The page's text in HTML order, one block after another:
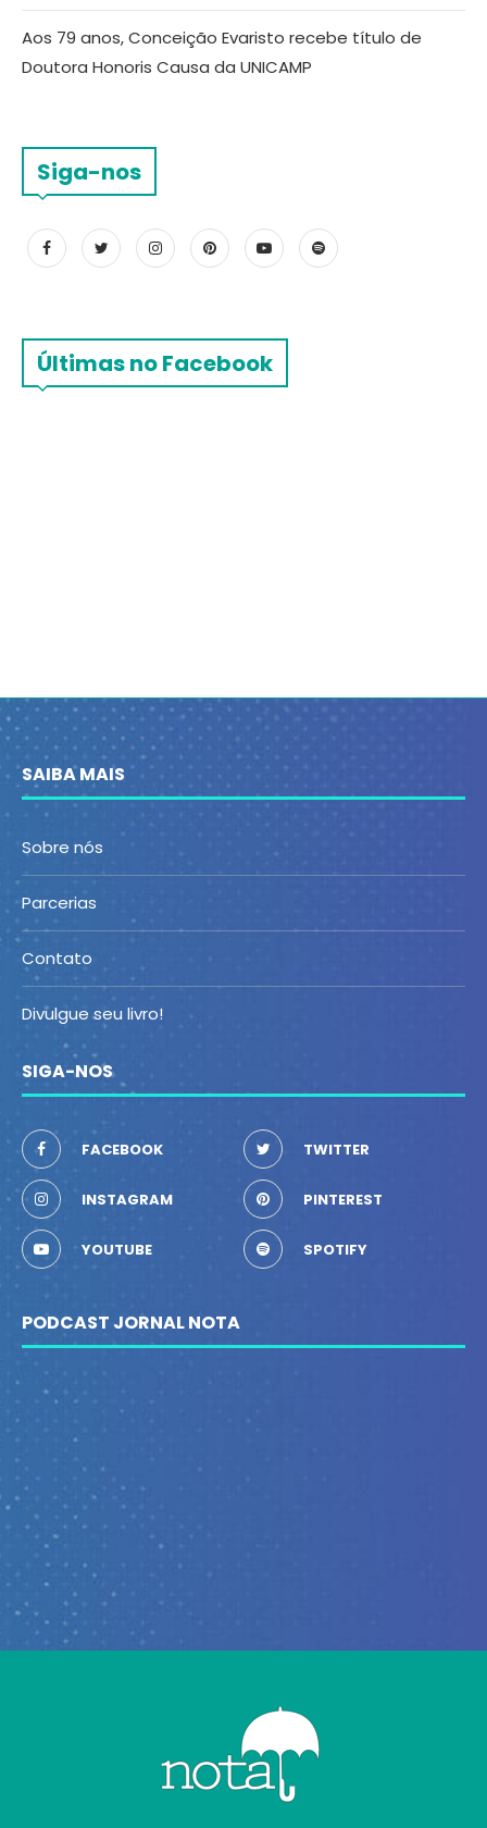
Aos 79 anos, Conceição Evaristo recebe título de
Doutora Honoris Causa da UNICAMP
Siga-nos
Últimas no Facebook
SAIBA MAIS
Sobre nós
Parcerias
Contato
Divulgue seu livro!
SIGA-NOS
FACEBOOK TWITTER
INSTAGRAM PINTEREST
YOUTUBE SPOTIFY
PODCAST JORNAL NOTA